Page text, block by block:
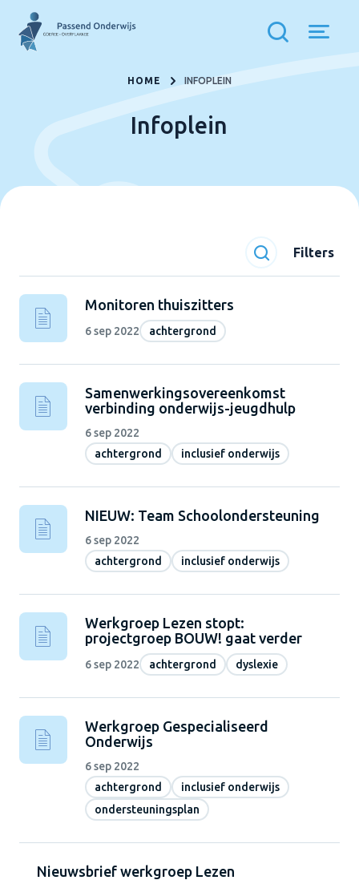
HOME INFOPLEIN
Infoplein
Filters
Monitoren thuiszitters
6 sep 2022 achtergrond
Samenwerkingsovereenkomst
verbinding onderwijs-jeugdhulp
6 sep 2022
achtergrond
inclusief onderwijs
NIEUW: Team Schoolondersteuning
6 sep 2022
achtergrond
inclusief onderwijs
Werkgroep Lezen stopt:
projectgroep BOUW! gaat verder
6 sep 2022 achtergrond dyslexie
Werkgroep Gespecialiseerd
Onderwijs
6 sep 2022
achtergrond
inclusief onderwijs
ondersteuningsplan
Nieuwsbrief werkgroep Lezen